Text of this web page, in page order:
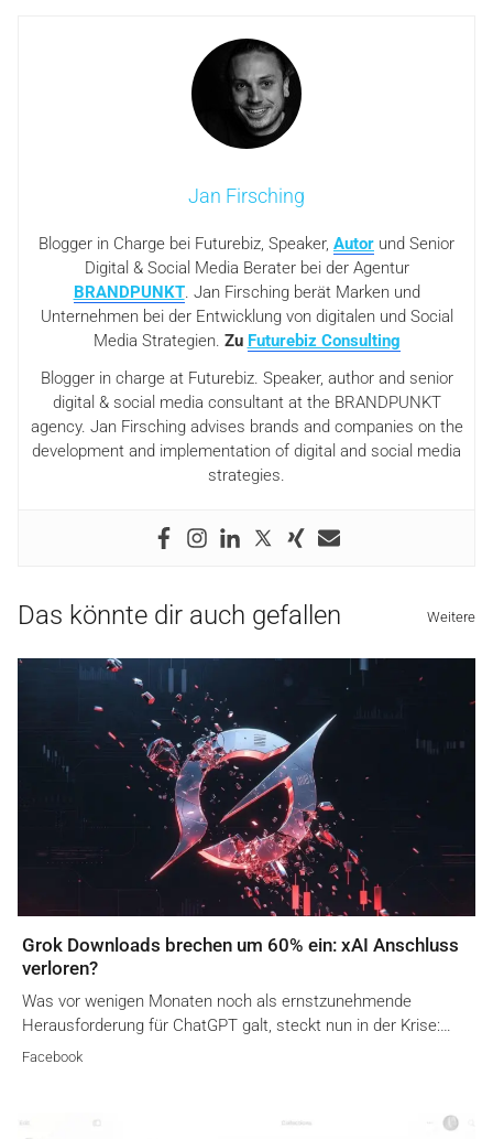
Jan Firsching
Blogger in Charge bei Futurebiz, Speaker, Autor und Senior
Digital & Social Media Berater bei der Agentur
BRANDPUNKT. Jan Firsching berät Marken und
Unternehmen bei der Entwicklung von digitalen und Social
Media Strategien. Zu Futurebiz Consulting
Blogger in charge at Futurebiz. Speaker, author and senior
digital & social media consultant at the BRANDPUNKT
agency. Jan Firsching advises brands and companies on the
development and implementation of digital and social media
strategies.
Das könnte dir auch gefallen Weitere
Grok Downloads brechen um 60% ein: xAI Anschluss
verloren?
Was vor wenigen Monaten noch als ernstzunehmende
Herausforderung für ChatGPT galt, steckt nun in der Krise:…
Facebook